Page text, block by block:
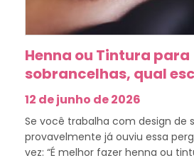
Henna ou Tintura para
sobrancelhas, qual
12 de junho de 2026
Se você trabalha com design de
provavelmente já ouviu essa
vez: “É melhor fazer henna ou